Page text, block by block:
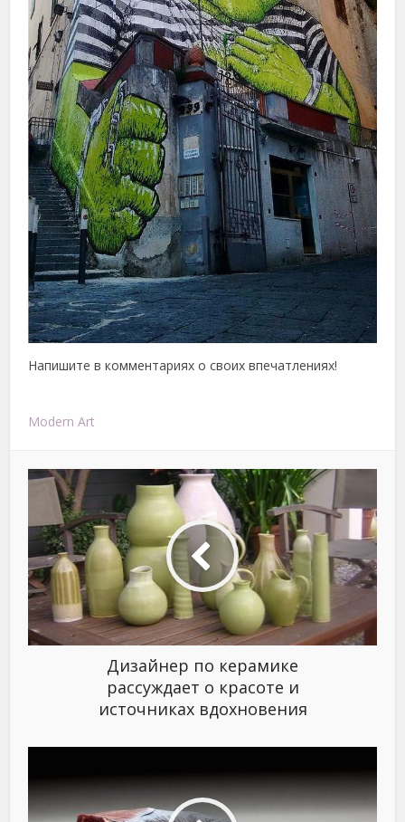
Напишите в комментариях о своих впечатлениях!
Modern Art
Дизайнер по керамике
рассуждает о красоте и
источниках вдохновения